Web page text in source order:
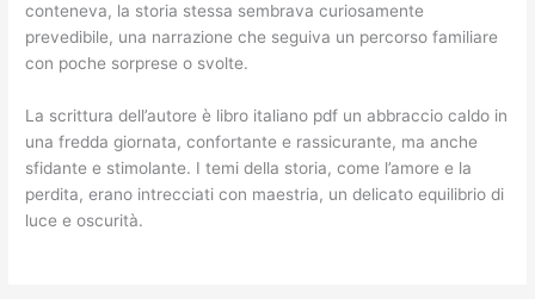
conteneva, la storia stessa sembrava curiosamente
prevedibile, una narrazione che seguiva un percorso familiare
con poche sorprese o svolte.
La scrittura dell’autore è libro italiano pdf un abbraccio caldo in
una fredda giornata, confortante e rassicurante, ma anche
sfidante e stimolante. I temi della storia, come l’amore e la
perdita, erano intrecciati con maestria, un delicato equilibrio di
luce e oscurità.